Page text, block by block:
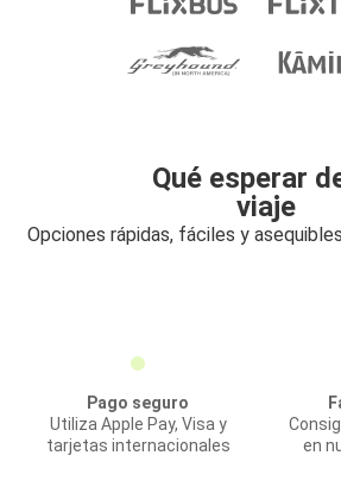
Qué esperar
viaje
Opciones rápidas, fáciles y
Pago seguro
Utiliza Apple Pay, Visa y
tarjetas internacionales
en